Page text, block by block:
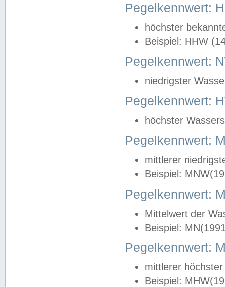
Pegelkennwert:
höchster
Beispiel: HHW
Pegelkennwert:
niedrigster
Pegelkennwert:
höchster
Pegelkennwert:
mittlerer
Beispiel:
Pegelkennwert:
Mittelwert der
Beispiel:
Pegelkennwert:
mittlerer
Beispiel: